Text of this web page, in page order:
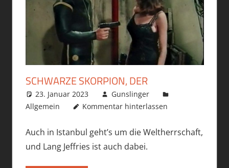
SCHWARZE SKORPION, DER
23. Januar 2023
Gunslinger
Allgemein
Kommentar hinterlassen
Auch in Istanbul geht’s um die Weltherrschaft,
und Lang Jeffries ist auch dabei.